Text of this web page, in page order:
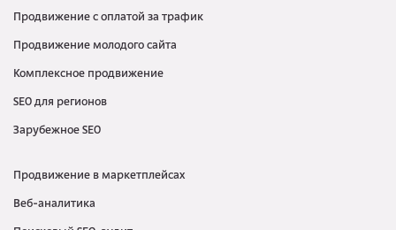
Продвижение с оплатой за трафик
Продвижение молодого сайта
Комплексное продвижение
SEO для регионов
Зарубежное SEO
Продвижение в маркетплейсах
Веб-аналитика